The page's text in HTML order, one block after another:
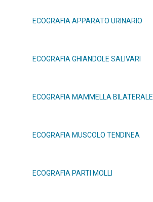
ECOGRAFIA APPARATO URINARIO
ECOGRAFIA GHIANDOLE SALIVARI
ECOGRAFIA MAMMELLA BILATERALE
ECOGRAFIA MUSCOLO TENDINEA
ECOGRAFIA PARTI MOLLI